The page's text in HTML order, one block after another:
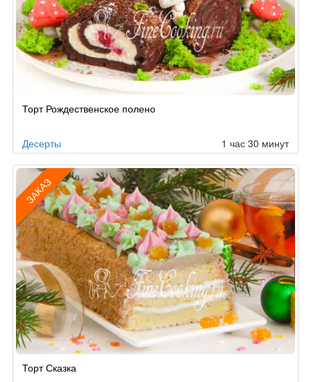
по
Торт Рождественское полено
Десерты 1 час 30 минут
ЗАКАЗ
по
Торт Сказка